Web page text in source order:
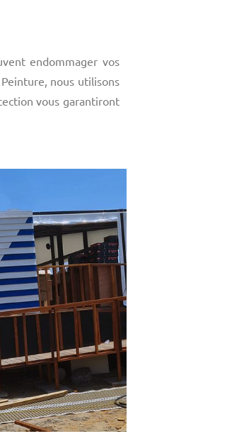
endommager vos
nous utilisons
vous garantiront